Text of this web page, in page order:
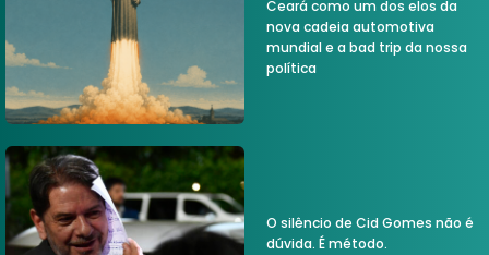
Ceará como um dos elos da
nova cadeia automotiva
mundial e a bad trip da nossa
política
O silêncio de Cid Gomes não é
dúvida. É método.